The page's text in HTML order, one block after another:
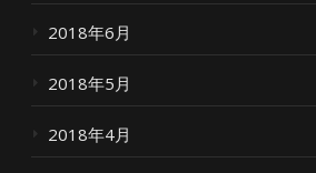
2018年6月
2018年5月
2018年4月